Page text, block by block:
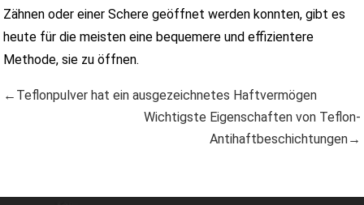
Zähnen oder einer Schere geöffnet werden konnten, gibt es
heute für die meisten eine bequemere und effizientere
Methode, sie zu öffnen.
←Teflonpulver hat ein ausgezeichnetes Haftvermögen
Wichtigste Eigenschaften von Teflon-
Antihaftbeschichtungen→